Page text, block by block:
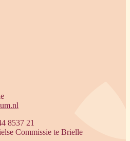
8537 21
Commissie te Brielle